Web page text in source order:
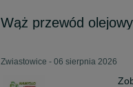
Wąż przewód
Zwiastowice - 06 sierpnia 2026